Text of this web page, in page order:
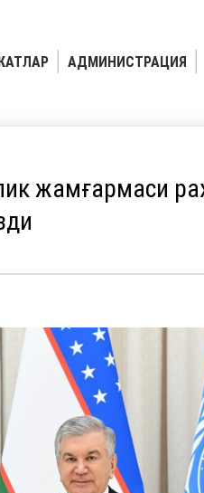
АДМИНИСТРАЦИЯ
жамғармаси